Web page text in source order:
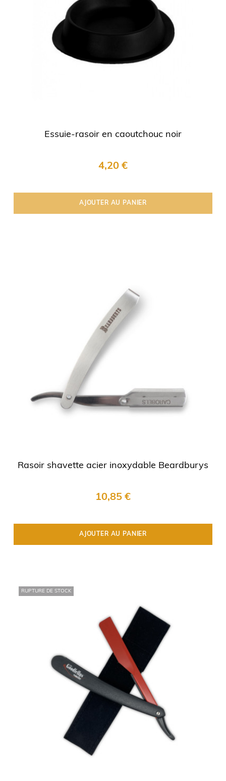
Essuie-rasoir en caoutchouc noir
4,20 €
AJOUTER AU PANIER
Rasoir shavette acier inoxydable Beardburys
10,85 €
AJOUTER AU PANIER
RUPTURE DE STOCK